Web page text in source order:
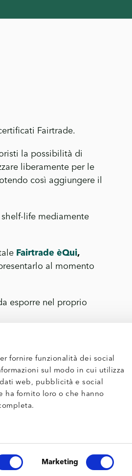
fornire funzionalità dei social
sul modo in cui utilizza
web, pubblicità e social
fornito loro o che hanno
Marketing
Fairtrade.
la possibilità di
liberamente per le
così aggiungere il
life mediamente
Fairtrade èQui,
al momento
esporre nel proprio
temi etici
nelle proprie scelte di
opportunità di